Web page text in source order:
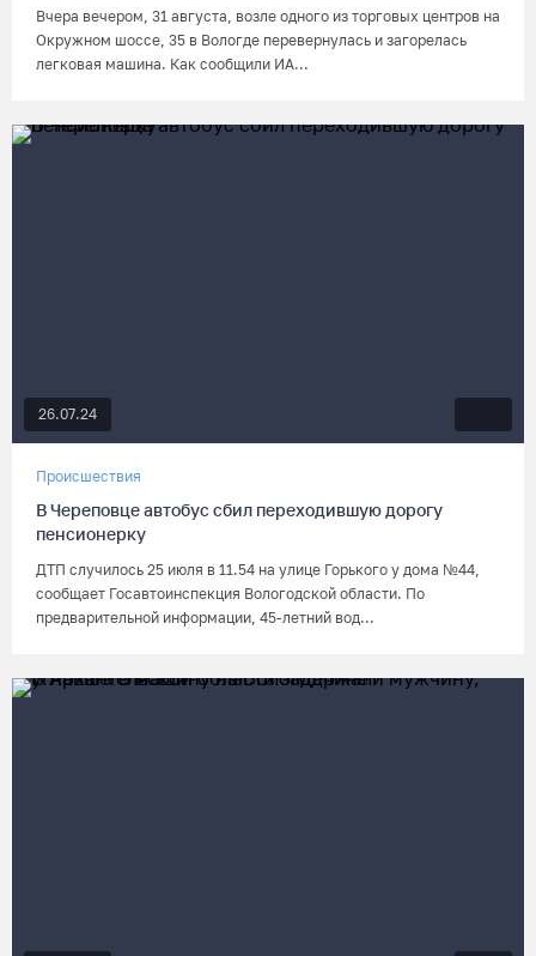
Вчера вечером, 31 августа, возле одного из торговых центров на
Окружном шоссе, 35 в Вологде перевернулась и загорелась
легковая машина. Как сообщили ИА...
26.07.24
Происшествия
В Череповце автобус сбил переходившую дорогу
пенсионерку
ДТП случилось 25 июля в 11.54 на улице Горького у дома №44,
сообщает Госавтоинспекция Вологодской области. По
предварительной информации, 45-летний вод...